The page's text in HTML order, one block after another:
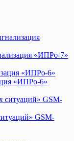
«ИПРо-7»
«ИПРо-6»
GSM-